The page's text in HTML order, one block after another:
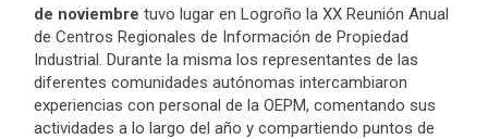
de noviembre tuvo lugar en Logroño la XX Reunión Anual
de Centros Regionales de Información de Propiedad
Industrial. Durante la misma los representantes de las
diferentes comunidades autónomas intercambiaron
experiencias con personal de la OEPM, comentando sus
actividades a lo largo del año y compartiendo puntos de